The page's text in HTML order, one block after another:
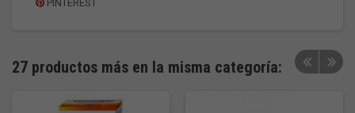
PINTEREST
27 productos más en la misma categoría: